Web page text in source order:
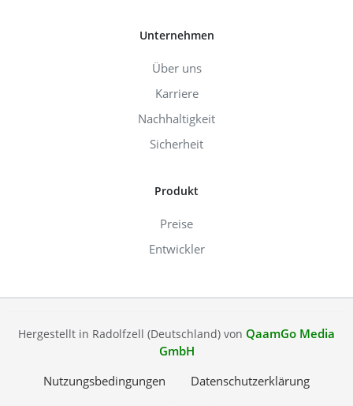
Unternehmen
Über uns
Karriere
Nachhaltigkeit
Sicherheit
Produkt
Preise
Entwickler
Hergestellt in Radolfzell (Deutschland) von QaamGo Media
GmbH
Nutzungsbedingungen
Datenschutzerklärung